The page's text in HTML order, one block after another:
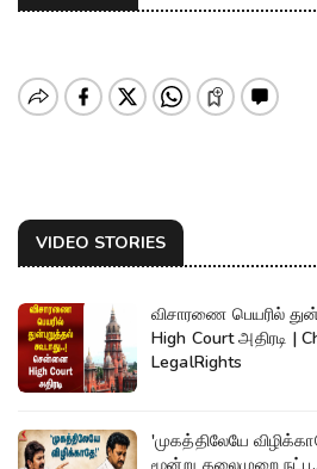
VIDEO STORIES
விசாரணை பெயரில்
High Court அதிரடி |
LegalRights
'முகத்திலேயே